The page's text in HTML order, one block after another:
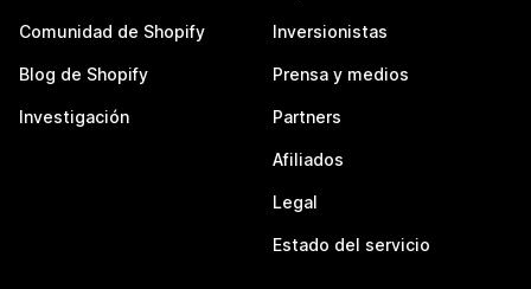
Comunidad de Shopify
Blog de Shopify
Investigación
Inversionistas
Prensa y medios
Partners
Afiliados
Legal
Estado del servicio